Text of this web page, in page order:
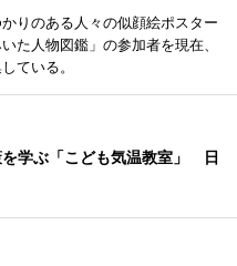
りのある人々の似顔絵ポスター
た人物図鑑」の参加者を現在、
ている。
学ぶ「こども気温教室」 日